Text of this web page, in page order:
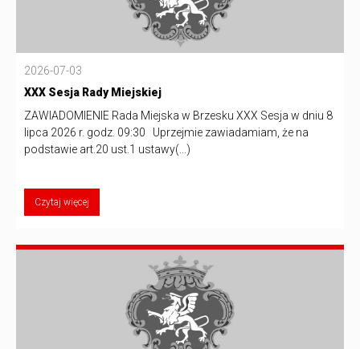
2026-07-03
XXX Sesja Rady Miejskiej
ZAWIADOMIENIE Rada Miejska w Brzesku XXX Sesja w dniu 8
lipca 2026 r. godz. 09:30 Uprzejmie zawiadamiam, że na
podstawie art.20 ust.1 ustawy(...)
Czytaj więcej